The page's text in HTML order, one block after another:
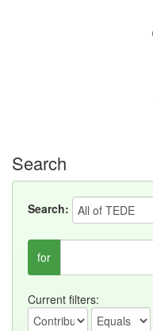
Search
Search:
for
Current filters: